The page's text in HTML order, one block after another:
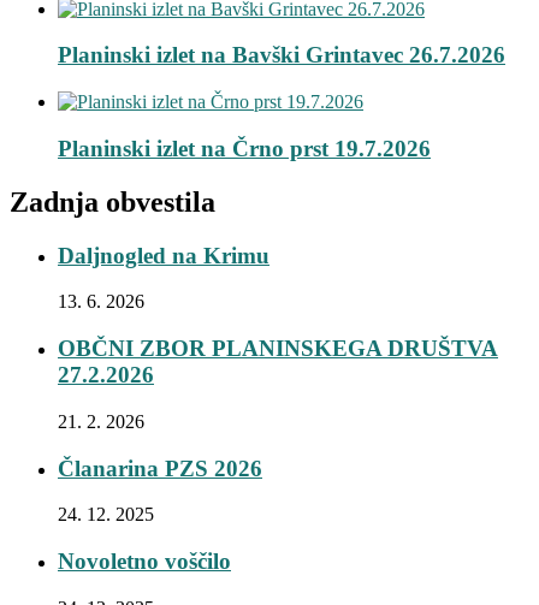
Planinski izlet na Bavški Grintavec 26.7.2026
Planinski izlet na Črno prst 19.7.2026
Zadnja obvestila
Daljnogled na Krimu
13. 6. 2026
OBČNI ZBOR PLANINSKEGA DRUŠTVA
27.2.2026
21. 2. 2026
Članarina PZS 2026
24. 12. 2025
Novoletno voščilo